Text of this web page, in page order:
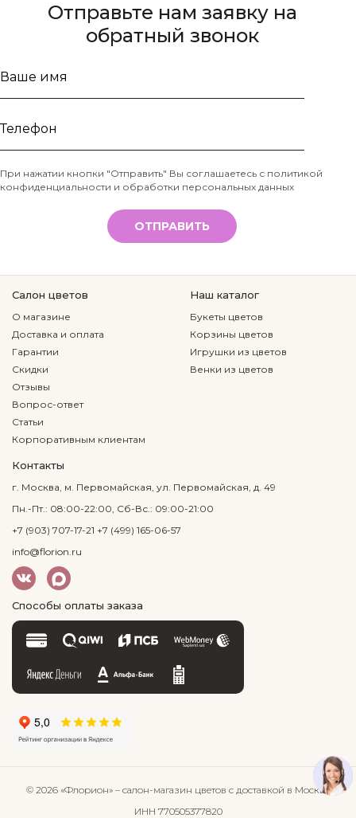
Отправьте нам заявку на
обратный звонок
Ваше
Телефон
*
При нажатии кнопки "Отправить" Вы соглашаетесь с политикой
конфиденциальности и обработки персональных данных
ОТПРАВИТЬ
Салон цветов
О магазине
Доставка и оплата
Гарантии
Скидки
Отзывы
Вопрос-ответ
Статьи
Корпоративным клиентам
Наш каталог
Букеты цветов
Корзины цветов
Игрушки из цветов
Венки из цветов
Контакты
г. Москва, м. Первомайская, ул. Первомайская, д. 49
Пн.-Пт.: 08:00-22:00, Сб-Вс.: 09:00-21:00
+7 (903) 707-17-21 +7 (499) 165-06-57
info@florion.ru
Способы оплаты заказа
© 2026 «Флорион» – салон-магазин цветов с доставкой в Москве
ИНН 770505377820